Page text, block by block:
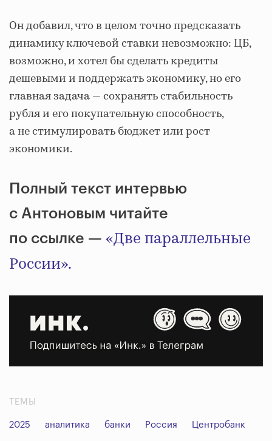
Он добавил, что в целом точно предсказать
динамику ключевой ставки невозможно: ЦБ,
возможно, и хотел бы сделать кредиты
дешевыми и поддержать экономику, но его
главная задача — сохранять стабильность
рубля и его покупательную способность,
а не стимулировать бюджет или рост
экономики.
Полный текст интервью
с Антоновым читайте
по ссылке — «Две параллельные
России».
ТЕМЫ
2025 аналитика банки Россия Центробанк